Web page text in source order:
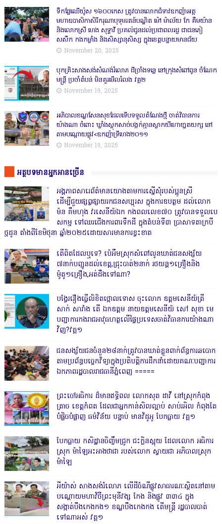
ទឹកផ្លែឈើយ៉ូស ១៦០០កេស ត្រូវបានលោកជំទាវឧកញ៉ាអគ្គ
មហាឧបាសិកាសិរីករុណាបុទុមរតន៍បណ្ឌិត ម៉ៅ ម៉ាល័យ កែ គឹមយ៉ាន
និងលោកស្រី ហេង សុទ្ធាវី ប្រគល់ជូនដល់ប្រជាពលរដ្ឋ ជាជនភៀ
សសឹក កងកម្លាំង និងសិស្សានុសិស្ស ក្នុងខេត្តបន្ទាយមានជ័យ
November 20, 2025
បុកគ្រិះសាងសង់សំណង់រំលោភ ដីច្រាំងទន្លេ នៅក្រុងសំពៅពូន ចំណែក
មន្ត្រី ប្រចាំតំបន់ មិនគួរមើលរំលង វគ្គ២
November 19, 2025
អភិបាលខណ្ឌសែនសុខដែលទើបទទួលតំណែងថ្មី ចាត់វិធានការ
យ៉ាងណា ចំពោះ ឃ្លាំងស្តុកសាច់បង្កក់គ្មានស្លាកយីហោខា្នតយក្ស នៅ
តាមបណ្តោយផ្លូវ<ឧកញ៉ាទ្រីហេង២០១១
November 19, 2025
អត្ថបទមានអ្នកអានច្រើន
អង្គភាពសារេព័ត៌មានយោងតាមការស្នើសុំរបស់ប្អូនស្រី
ដើម្បីជួយផ្សព្វផ្សាយរកជនសប្បុរស ក្នុងការឧបត្ថម ដល់លោក
ម៉ន គឹមហុង វរសេនីយ៍ឯក កងពលលេខ៧០ ត្រូវបានទទួលបេ
សកម្ម ទៅឈរជើងការពារទឹកដី ក្នុងតំបន់ទី៣ ប្រាសាទតាក្របី
ថ្មដូន តាំងពីខែមិថុនា ឆ្នាំ២០២៥ដោយសារមានការខ្វះខាត
តើពិតដែលឬទេ? ប៉េអឹមស្រុកសំពៅលូនឃាត់ជនសង្ស័យ
៧នាក់បញ្ជូនដល់ខេត្ត,ជ្រុះបាត់២នាក់ រថយន្ត១គ្រឿងនិង
ម៉ូតូ១គ្រឿង,អត់ដឹងទៅណា?
បង្វែររឿងធ្វើលិខិតថ្កោលទោស ចុះលោក ឧត្តមសេនីយ៍ត្រី
សាក់ សារាំង តើ ឯកឧត្តម នាយឧត្តមសេនីយ៍ សៅ សុខា មេ
បញ្ជាការកងរាជអាវុធហត្ថលើផ្ទៃប្រទេសចាត់វិធានការយ៉ាងណា
វិញ?វគ្គ១
ជនសង្ស័យជនចំនួន២៨នាក់ត្រូវបានឃាត់ខ្លួនពាក់ព័ន្ធការឆបោក
តាមប្រព័ន្ធបច្ចេកវិទ្យាក្នុងប្រតិបត្តិការដឹកនាំដោយគណៈបញ្ជាការ
ឯកភាពរដ្ឋបាលរាជធានីភ្នំពេញ ‎=====
ព្រះចៅអធិការ ដ៏មានឥទ្ធិពល លោកសុត ដាវី នៅស្រុកកំពុង
ត្រាច ខេត្តកំពត ដែលជាអ្នកកាន់សិលល្អាប់ សាប់រអិល កំពុងតែ
បំផ្លិចបំផ្លាញ ធម៌វិន័យ បន្ទាប់ មានវិដូអូ បែកធ្លាយ វគ្គ១
បែកធ្លាយ កសិដ្ឋានចិញ្ចឹមជ្រូក ជះក្លិនស្អុយ ដែលលោក អធិការ
ស្រុក ម៉ាឡៃអះអាងថាជា របស់លោក ស្វាយជា អភិបាលស្រុក
ម៉ាឡៃ
អីយ៉ាស់ សាងសង់រំលោភ លើដីចំណីផ្លូវសាធារណៈស្ថិតនៅតាម
បណ្ដោយមហាវិថីព្រះមុនីវង្ស កែង និងផ្លូវ ៣៣៤ ក្នុង
សង្កាត់បឹងកេងកង១ ខណ្ឌបឹងកេងកង តើមន្ត្រី រដ្ឋបាលបាត់
ទៅណាអស់ វគ្គ១